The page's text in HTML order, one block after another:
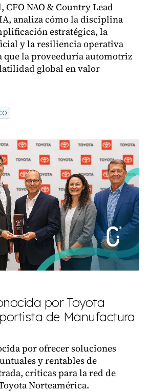
CFO NAO & Country Lead
analiza cómo la disciplina
estratégica, la
y la resiliencia operativa
que la proveeduría automotriz
global en valor
por Toyota
de Manufactura
por ofrecer soluciones
y rentables de
críticas para la red de
Norteamérica.